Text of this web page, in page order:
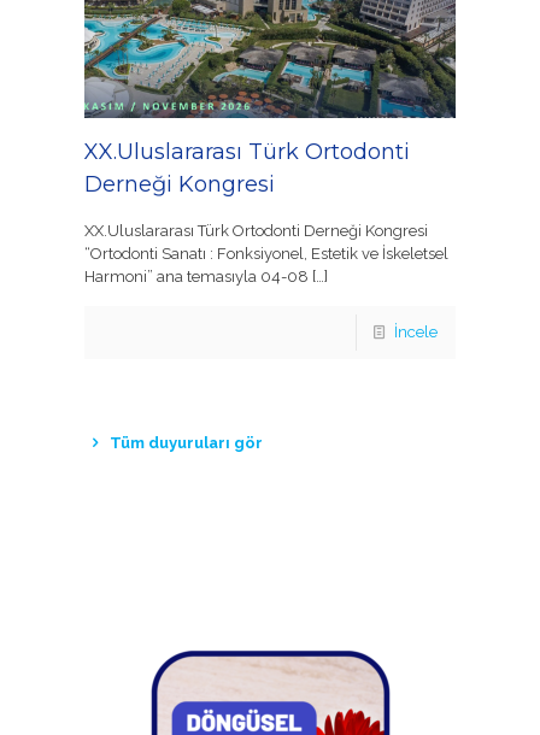
XX.Uluslararası Türk Ortodonti
Derneği Kongresi
XX.Uluslararası Türk Ortodonti Derneği Kongresi
“Ortodonti Sanatı : Fonksiyonel, Estetik ve İskeletsel
Harmoni” ana temasıyla 04-08 […]
İncele
Tüm duyuruları gör